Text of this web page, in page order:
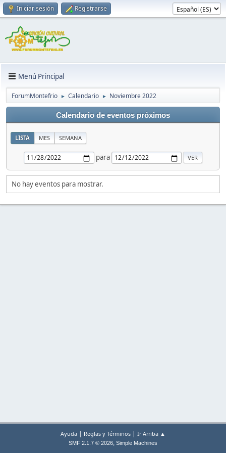
Iniciar sesión Registrarse
Menú Principal
ForumMontefrio ► Calendario ► Noviembre 2022
Calendario de eventos próximos
LISTA MES SEMANA
para
No hay eventos para mostrar.
Ayuda | Reglas y Términos | Ir Arriba ▲
SMF 2.1.7 © 2026, Simple Machines